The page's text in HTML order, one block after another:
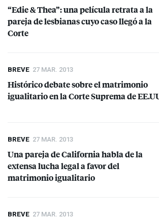
“Edie & Thea”: una película retrata a la
pareja de lesbianas cuyo caso llegó a la
Corte
BREVE 27 MAR. 2013
Histórico debate sobre el matrimonio
igualitario en la Corte Suprema de
BREVE 27 MAR. 2013
Una pareja de California habla de la
extensa lucha legal a favor del
matrimonio igualitario
BREVE 27 MAR. 2013